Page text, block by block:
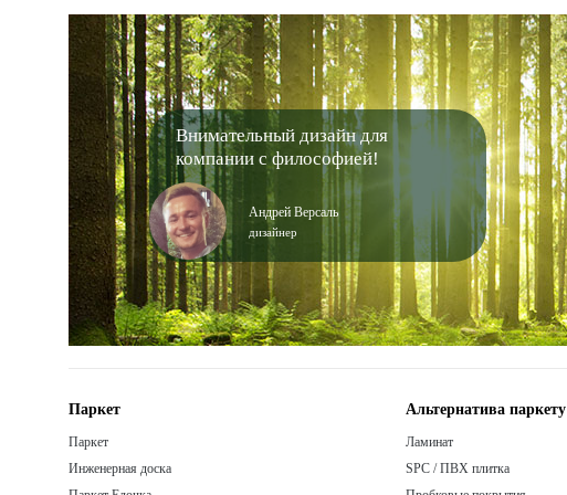
Внимательный дизайн для
компании с философией!
Андрей Версаль
дизайнер
Паркет
Паркет
Инженерная доска
Альтернатива паркету
Ламинат
SPC / ПВХ плитка